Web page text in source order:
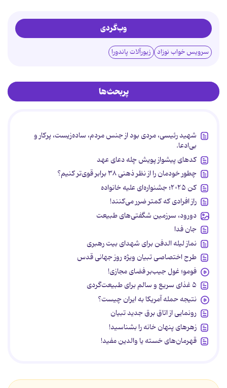
وب‌گردی
سرویس خواب نوزاد زیورآلات پاندورا
پربحث‌ها
شهید رئیسی، مردی بود از جنس مردم، ساده‌زیست، پرکار و
بی‌ادعا.
کدهای پیشواز پویش چله دعای عهد
چطور خودمان را از نظر ذهنی ۳۸ برابر قوی‌تر کنیم؟
کن ۲۰۲۵؛ جشنواره‌ای علیه خانواده
راز افرادی که کمتر ضرر می‌کنند!
دورود، سرزمین شگفتی‌های طبیعت
جان فدا
نماز لیله الدفن برای شهدای بیت رهبری
طرح اختصاصی تبیان ویژه روز جهانی قدس
فومو؛ غول جیب‌بر فضای مجازی!
۵ غذای سریع و سالم برای طبیعت‌گردی
نتیجه حمله آمریکا به ایران چیست؟
رونمایی از اتاق برق جدید تبیان
زهرهای پنهان خانه را بشناسید!
قهرمان‌های خسته یا والدین مفید!